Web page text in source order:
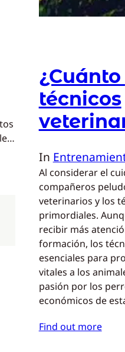
técnicos
In
Al considerar el
compañeros
veterinarios y los
primordiales.
recibir más
formación, los
esenciales para
vitales a los
pasión por los
económicos de
Find out more